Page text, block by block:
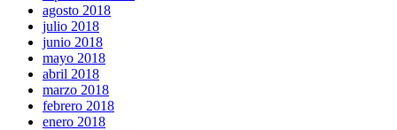
agosto 2018
julio 2018
junio 2018
mayo 2018
abril 2018
marzo 2018
febrero 2018
enero 2018